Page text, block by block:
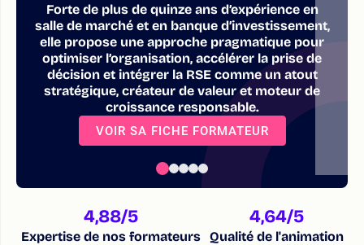
Forte de plus de quinze ans d’expérience en
salle de marché et en banque d’investissement,
elle propose une approche pragmatique pour
optimiser l’organisation, accélérer la prise de
décision et intégrer la RSE comme un atout
stratégique, créateur de valeur et moteur de
croissance responsable.
VOIR SA FICHE FORMATEUR
4,88/5
Expertise de nos formateurs
4,64/5
Qualité de l'animation